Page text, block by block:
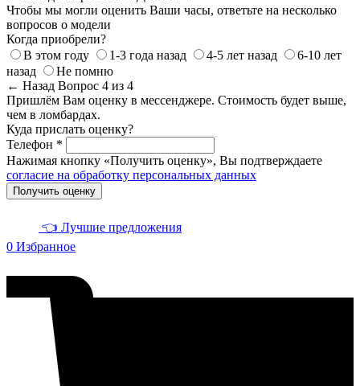
Чтобы мы могли оценить Ваши часы, ответьте на несколько
вопросов о модели
Когда приобрели?
В этом году
1-3 года назад 4-5 лет назад
6-10 лет
назад
Не помню
← Назад Вопрос 4 из 4
Пришлём Вам оценку в мессенджере. Стоимость будет выше,
чем в ломбардах.
Куда прислать оценку?
Телефон *
Нажимая кнопку «Получить оценку», Вы подтверждаете
согласие на обработку персональных данных
Получить оценку
👈 Лучшие предложения
0 Избранное